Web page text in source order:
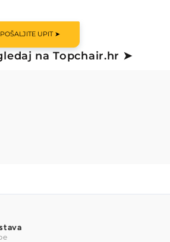
POŠALJITE UPIT ➤
na Topchair.hr ➤